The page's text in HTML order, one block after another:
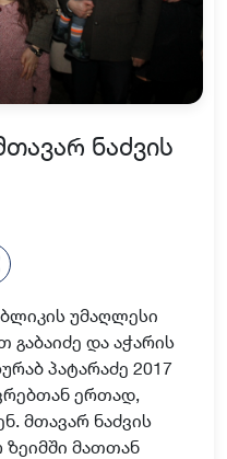
ნაძვის
უმაღლესი
გაბაიძე და აჭარის
პატარაძე 2017
ერთად,
მთავარ ნაძვის
მათთან